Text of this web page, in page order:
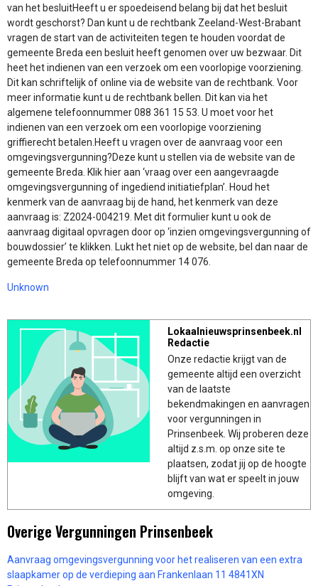
van het besluitHeeft u er spoedeisend belang bij dat het besluit
wordt geschorst? Dan kunt u de rechtbank Zeeland-West-Brabant
vragen de start van de activiteiten tegen te houden voordat de
gemeente Breda een besluit heeft genomen over uw bezwaar. Dit
heet het indienen van een verzoek om een voorlopige voorziening.
Dit kan schriftelijk of online via de website van de rechtbank. Voor
meer informatie kunt u de rechtbank bellen. Dit kan via het
algemene telefoonnummer 088 361 15 53. U moet voor het
indienen van een verzoek om een voorlopige voorziening
griffierecht betalen.Heeft u vragen over de aanvraag voor een
omgevingsvergunning?Deze kunt u stellen via de website van de
gemeente Breda. Klik hier aan ‘vraag over een aangevraagde
omgevingsvergunning of ingediend initiatiefplan’. Houd het
kenmerk van de aanvraag bij de hand, het kenmerk van deze
aanvraag is: Z2024-004219. Met dit formulier kunt u ook de
aanvraag digitaal opvragen door op ‘inzien omgevingsvergunning of
bouwdossier’ te klikken. Lukt het niet op de website, bel dan naar de
gemeente Breda op telefoonnummer 14 076.
Unknown
Lokaalnieuwsprinsenbeek.nl
Redactie
Onze redactie krijgt van de
gemeente altijd een overzicht
van de laatste
bekendmakingen en aanvragen
voor vergunningen in
Prinsenbeek. Wij proberen deze
altijd z.s.m. op onze site te
plaatsen, zodat jij op de hoogte
blijft van wat er speelt in jouw
omgeving.
Overige Vergunningen Prinsenbeek
Aanvraag omgevingsvergunning voor het realiseren van een extra
slaapkamer op de verdieping aan Frankenlaan 11 4841XN